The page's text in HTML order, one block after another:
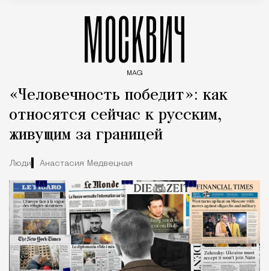
МОСКВИЧ
MAG
«Человечность победит»: как
относятся сейчас к русским,
живущим за границей
Люди Анастасия Медвецкая